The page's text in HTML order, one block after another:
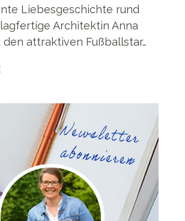
Liebesgeschichte rund
Architektin Anna
den attraktiven Fußballstar…
–
TOLINO
LESER
PREISAKTION)